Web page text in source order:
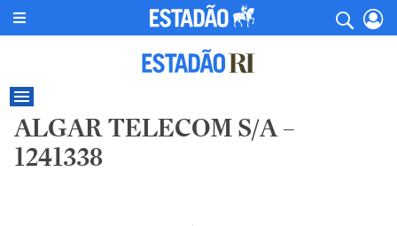
ALGAR TELECOM S/A –
1241338